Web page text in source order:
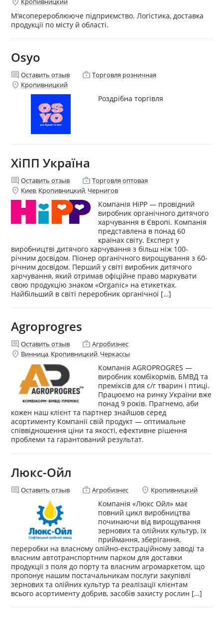
М’ясоперероблююче підприємство. Логістика, доставка
продукції по місту й області.
Osyo
comment Оставить отзыв enterprise Торговля розничная
location_on Кропивницкий
Роздрібна торгівля
ХіПП Україна
comment Оставить отзыв enterprise Торговля оптовая
location_on Киев, Кропивницкий, Чернигов
Компанія HiPP — провідний
виробник органічного дитячого
харчування в Європі. Компанія
представлена в понад 60
країнах світу. Експерт у
виробництві дитячого харчування з більш ніж 100-
річним досвідом. Піонер органічного вирощування з 60-
річним досвідом. Перший у світі виробник дитячого
харчування, який отримав офіційне право маркувати
свою продукцію знаком «Organic» на етикетках.
Найбільший в світі переробник органічної […]
Agroprogres
comment Оставить отзыв enterprise Агробизнес
location_on Винница, Кропивницкий, Черкассы
Компанія AGROPROGRES —
виробник комбікормів, БМВД та
преміксів для с/г тварин і птиці.
Працюємо на ринку України вже
понад 9 років. Прагнемо, аби
кожен наш клієнт та партнер знайшов серед
асортименту Компанії свій продукт — оптимальне
співвідношення ціни та якості, ефективне рішення
проблеми та гарантований результат.
Люкс-Ойл
comment Оставить отзыв enterprise Агробизнес location_on Кропивницкий
Компанія «Люкс Ойл» має
повний цикл виробництва
починаючи від вирощування
зернових та олійних культур, їх
приймання, зберігання,
переробки на власному олійно-екстраційному заводі та
власним автотранспортним парком для доставки
продукції з поля до порту та власним агромаркетом, що
пропонує нашим постачальникам послуги закупівлі
зернових та олійних культур та реалізації клієнтам
всього асортименту добрив, засобів захисту рослин […]